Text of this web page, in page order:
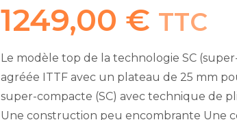
1249,00 € TTC
Le modèle top de la technologie SC
agréée ITTF avec un plateau de 25 mm
super-compacte (SC) avec technique de
Une construction peu encombrante Une